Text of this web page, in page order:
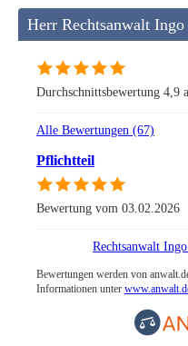
Herr Rechtsanwalt
Durchschnittsbewertung 4,9
Alle Bewertungen (67)
Pflichtteil
Bewertung vom 03.02.2026
Rechtsanwalt
Bewertungen werden von
Informationen unter